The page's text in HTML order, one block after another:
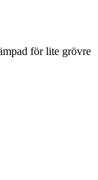
för lite grövre